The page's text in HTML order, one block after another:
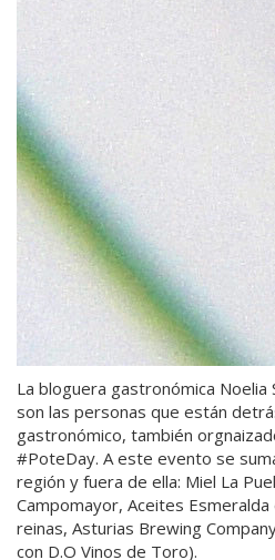
La bloguera gastronómica Noelia
son las personas que están
gastronómico, también
#PoteDay. A este evento se
región y fuera de ella: Miel La
Campomayor, Aceites Esmeralda
reinas, Asturias Brewing
con D.O Vinos de Toro).